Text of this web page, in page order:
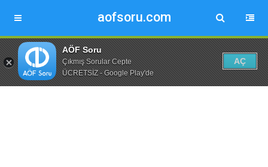
aofsoru.com
AÖF Soru
Çıkmış Sorular Cepte
ÜCRETSİZ - Google Play'de
AÇ